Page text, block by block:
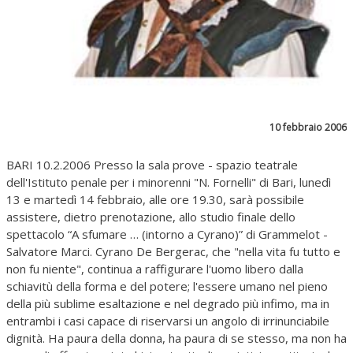
10 febbraio 2006
BARI 10.2.2006 Presso la sala prove - spazio teatrale
dell'Istituto penale per i minorenni "N. Fornelli" di Bari, lunedì
13 e martedì 14 febbraio, alle ore 19.30, sarà possibile
assistere, dietro prenotazione, allo studio finale dello
spettacolo “A sfumare … (intorno a Cyrano)” di Grammelot -
Salvatore Marci. Cyrano De Bergerac, che "nella vita fu tutto e
non fu niente", continua a raffigurare l'uomo libero dalla
schiavitù della forma e del potere; l'essere umano nel pieno
della più sublime esaltazione e nel degrado più infimo, ma in
entrambi i casi capace di riservarsi un angolo di irrinunciabile
dignità. Ha paura della donna, ha paura di se stesso, ma non ha